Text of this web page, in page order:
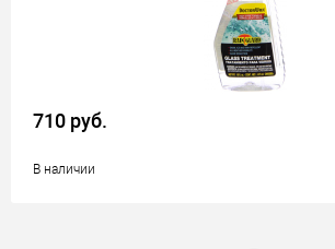
710 руб.
В наличии